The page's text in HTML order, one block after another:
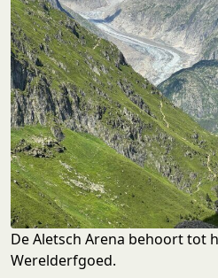
De Aletsch Arena behoort tot
Werelderfgoed.